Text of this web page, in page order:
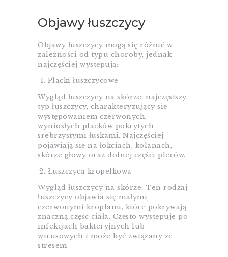
Objawy łuszczycy
Objawy łuszczycy mogą się różnić w
zależności od typu choroby, jednak
najczęściej występują:
Placki łuszczycowe
Wygląd łuszczycy na skórze: najczęstszy
typ łuszczycy, charakteryzujący się
występowaniem czerwonych,
wyniosłych placków pokrytych
srebrzystymi łuskami. Najczęściej
pojawiają się na łokciach, kolanach,
skórze głowy oraz dolnej części pleców.
Łuszczyca kropelkowa
Wygląd łuszczycy na skórze: Ten rodzaj
łuszczycy objawia się małymi,
czerwonymi kroplami, które pokrywają
znaczną część ciała. Często występuje po
infekcjach bakteryjnych lub
wirusowych i może być związany ze
stresem.